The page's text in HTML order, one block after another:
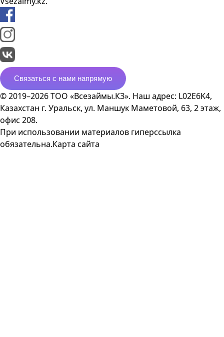
Связаться с нами напрямую
© 2019–2026 ТОО «Всезаймы.КЗ». Наш адрес: L02E6K4,
Казахстан г. Уральск, ул. Маншук Маметовой, 63, 2 этаж,
офис 208.
При использовании материалов гиперссылка
обязательна.Карта сайта